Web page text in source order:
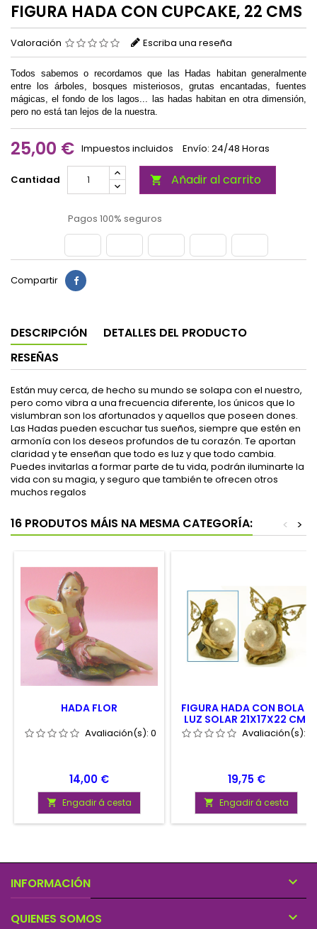
FIGURA HADA CON CUPCAKE, 22 CMS
Valoración Escriba una reseña
Todos sabemos o recordamos que las Hadas habitan generalmente
entre los árboles, bosques misteriosos, grutas encantadas, fuentes
mágicas, el fondo de los lagos... las hadas habitan en otra dimensión,
pero no está tan lejos de la nuestra.
25,00 € Impuestos incluidos Envío: 24/48 Horas
Cantidad  Añadir al carrito
Pagos 100% seguros
Compartir
DESCRIPCIÓN
DETALLES DEL PRODUCTO
RESEÑAS
Están muy cerca, de hecho su mundo se solapa con el nuestro,
pero como vibra a una frecuencia diferente, los únicos que lo
vislumbran son los afortunados y aquellos que poseen dones.
Las Hadas pueden escuchar tus sueños, siempre que estén en
armonía con los deseos profundos de tu corazón. Te aportan
claridad y te enseñan que todo es luz y que todo cambia.
Puedes invitarlas a formar parte de tu vida, podrán iluminarte la
vida con su magia, y seguro que también te ofrecen otros
muchos regalos
16 PRODUTOS MÁIS NA MESMA CATEGORÍA: >
<
HADA FLOR
Avaliación(s): 0
Prezo
14,00 €
 Engadir á cesta
FIGURA HADA CON BOLA Y
LUZ SOLAR 21X17X22 CM.
Avaliación(s):
Prezo
19,75 €
 Engadir á cesta
INFORMACIÓN 
QUIENES SOMOS 